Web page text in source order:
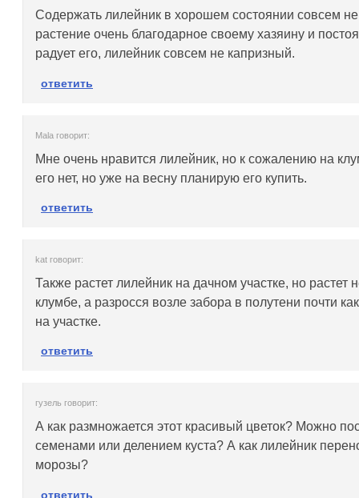
Содержать лилейник в хорошем состоянии совсем
растение очень благодарное своему хазяину и
радует его, лилейник совсем не капризный.
ответить
Mala говорит:
Мне очень нравится лилейник, но к сожалению на
его нет, но уже на весну планирую его купить.
ответить
kat говорит:
Также растет лилейник на дачном участке, но растет
клумбе, а разросся возле забора в полутени почти
на участке.
ответить
гузель говорит:
А как размножается этот красивый цветок? Можно
семенами или делением куста? А как лилейник
морозы?
ответить